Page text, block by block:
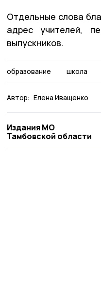
Отдельные слова
адрес учителей,
выпускников.
образование школа
Автор: Елена Иващенко
Издания МО
Тамбовской области